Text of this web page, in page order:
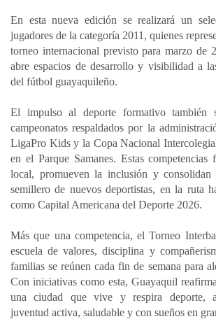
En esta nueva edición se realizará un
jugadores de la categoría 2011, quienes
torneo internacional previsto para marzo de
abre espacios de desarrollo y visibilidad a
del fútbol guayaquileño.
El impulso al deporte formativo también
campeonatos respaldados por la
LigaPro Kids y la Copa Nacional
en el Parque Samanes. Estas competencias
local, promueven la inclusión y
semillero de nuevos deportistas, en la ruta
como Capital Americana del Deporte 2026.
Más que una competencia, el Torneo
escuela de valores, disciplina y
familias se reúnen cada fin de semana para
Con iniciativas como esta, Guayaquil
una ciudad que vive y respira deporte,
juventud activa, saludable y con sueños en